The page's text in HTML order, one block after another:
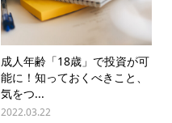
成人年齢「18歳」で投資が可
能に！知っておくべきこと、
気をつ...
2022.03.22